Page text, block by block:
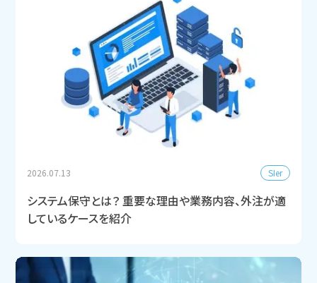
2026.07.13 SIer
システム保守とは？ 重要な理由や業務内容、外注が適
しているケースを紹介